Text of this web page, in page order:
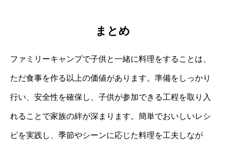
まとめ
ファミリーキャンプで子供と一緒に料理をすることは、
ただ食事を作る以上の価値があります。準備をしっかり
行い、安全性を確保し、子供が参加できる工程を取り入
れることで家族の絆が深まります。簡単でおいしいレシ
ピを実践し、季節やシーンに応じた料理を工夫しなが